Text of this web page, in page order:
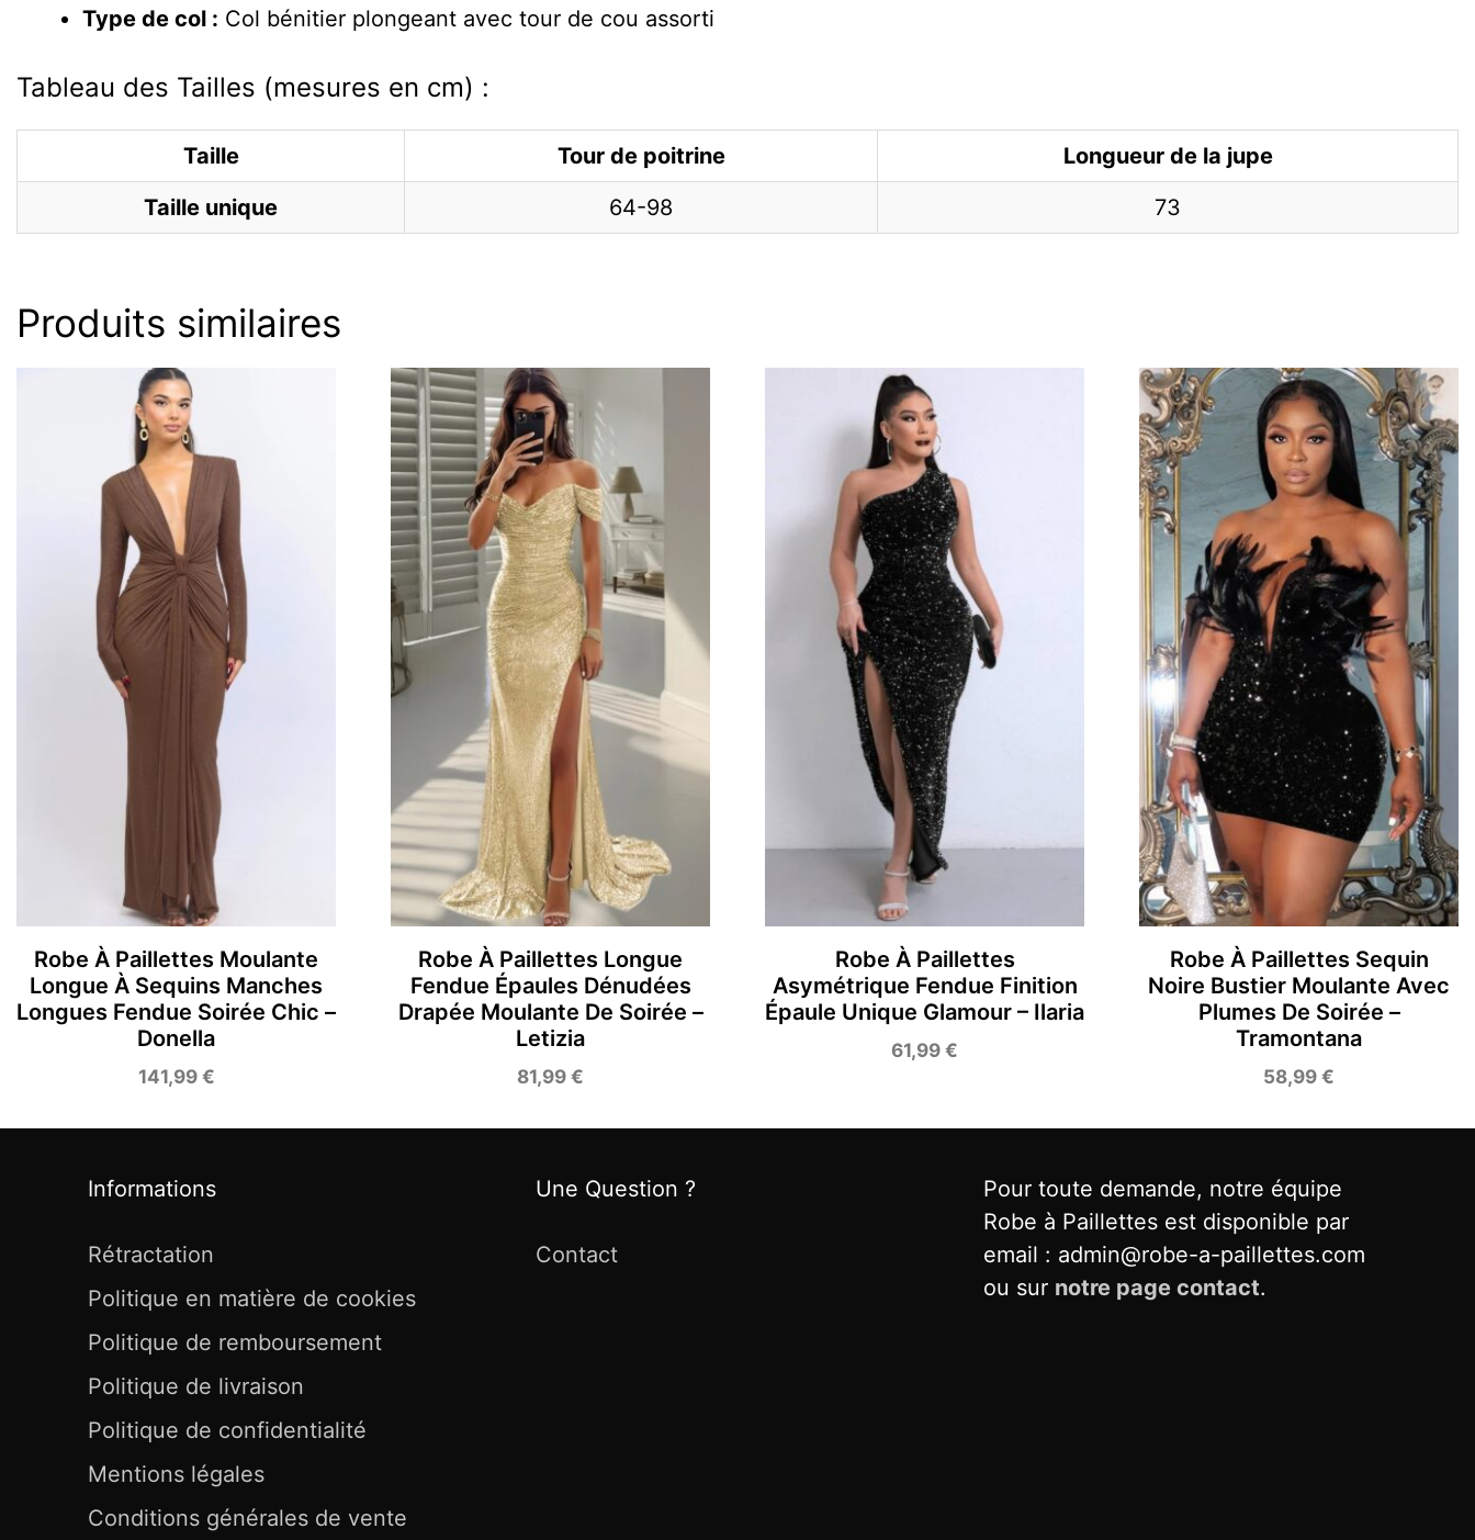
Type de col : Col bénitier plongeant avec tour de cou assorti
Tableau des Tailles (mesures en cm) :
Taille Tour de poitrine
Longueur de la jupe
Taille unique
64-98 73
Produits similaires
Robe À Paillettes Moulante
Longue À Sequins Manches
Longues Fendue Soirée Chic –
Donella
141,99€
Robe À Paillettes Longue
Fendue Épaules Dénudées
Drapée Moulante De Soirée –
Letizia
81,99€
Robe À Paillettes
Asymétrique Fendue Finition
Épaule Unique Glamour – Ilaria
61,99€
Robe À Paillettes Sequin
Noire Bustier Moulante Avec
Plumes De Soirée –
Tramontana
58,99€
Informations
Rétractation
Politique en matière de cookies
Politique de remboursement
Politique de livraison
Politique de confidentialité
Mentions légales
Conditions générales de vente
Une Question ?
Contact
Pour toute demande, notre équipe
Robe à Paillettes est disponible par
email : admin@robe-a-paillettes.com
ou sur notre page contact.